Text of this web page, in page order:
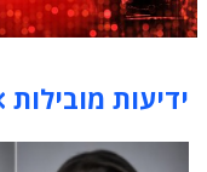
תוכן פרסומי
ידיעות מובילות